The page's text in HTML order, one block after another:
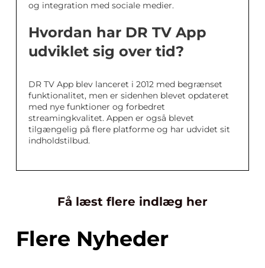
og integration med sociale medier.
Hvordan har DR TV App
udviklet sig over tid?
DR TV App blev lanceret i 2012 med begrænset
funktionalitet, men er sidenhen blevet opdateret
med nye funktioner og forbedret
streamingkvalitet. Appen er også blevet
tilgængelig på flere platforme og har udvidet sit
indholdstilbud.
Få læst flere indlæg her
Flere Nyheder